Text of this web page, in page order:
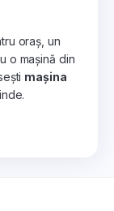
oraș, un
o mașină din
mașina